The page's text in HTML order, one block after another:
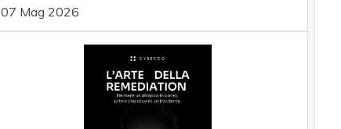
07 Mag 2026